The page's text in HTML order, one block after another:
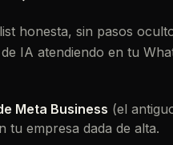
honesta, sin pasos
IA atendiendo en tu
Meta Business (el
tu empresa dada de alta.